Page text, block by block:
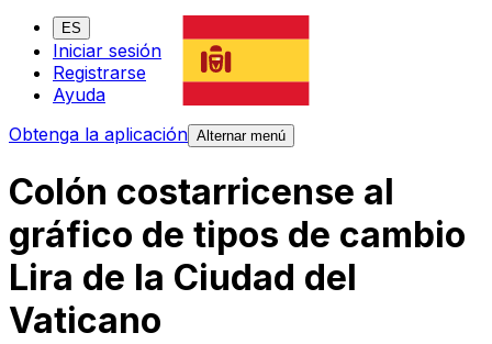
ES
Iniciar sesión
Registrarse
Ayuda
Obtenga la aplicación Alternar menú
Colón costarricense al
gráfico de tipos de cambio
Lira de la Ciudad del
Vaticano